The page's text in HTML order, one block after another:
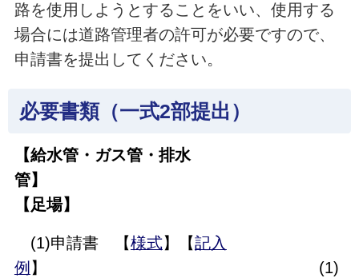
路を使用しようとすることをいい、使用する
場合には道路管理者の許可が必要ですので、
申請書を提出してください。
必要書類（一式2部提出）
【給水管・ガス管・排水
管】
【足場】
(1)申請書 【様式】【記入
例 】 (1)